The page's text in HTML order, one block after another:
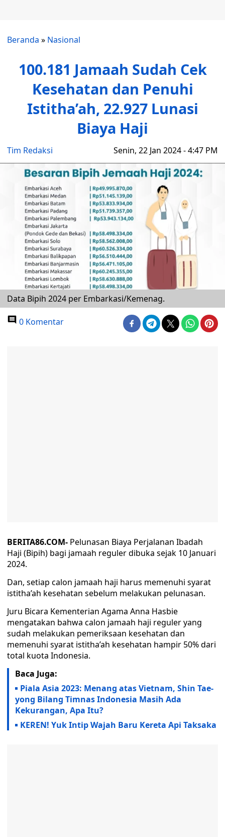
Beranda » Nasional
100.181 Jamaah Sudah Cek
Kesehatan dan Penuhi
Istitha’ah, 22.927 Lunasi
Biaya Haji
Tim Redaksi Senin, 22 Jan 2024 - 4:47 PM
Data Bipih 2024 per Embarkasi/Kemenag.
0 Komentar
BERITA86.COM- Pelunasan Biaya Perjalanan Ibadah
Haji (Bipih) bagi jamaah reguler dibuka sejak 10 Januari
2024.
Dan, setiap calon jamaah haji harus memenuhi syarat
istitha’ah kesehatan sebelum melakukan pelunasan.
Juru Bicara Kementerian Agama Anna Hasbie
mengatakan bahwa calon jamaah haji reguler yang
sudah melakukan pemeriksaan kesehatan dan
memenuhi syarat istitha’ah kesehatan hampir 50% dari
total kuota Indonesia.
Baca Juga:
Piala Asia 2023: Menang atas Vietnam, Shin Tae-
yong Bilang Timnas Indonesia Masih Ada
Kekurangan, Apa Itu?
KEREN! Yuk Intip Wajah Baru Kereta Api Taksaka